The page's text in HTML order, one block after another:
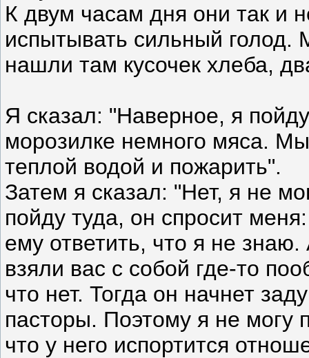
К двум часам дня они так и
испытывать сильный голод.
нашли там кусочек хлеба,
Я сказал: "Наверное, я
морозилке немного мяса.
теплой водой и пожарить".
Затем я сказал: "Нет, я не
пойду туда, он спросит
ему ответить, что я не
взяли вас с собой где-то
что нет. Тогда он начнет
пасторы. Поэтому я не могу
что у него испортится